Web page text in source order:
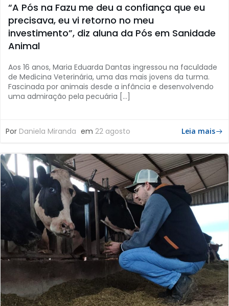
“A Pós na Fazu me deu a confiança que eu
precisava, eu vi retorno no meu
investimento”, diz aluna da Pós em Sanidade
Animal
Aos 16 anos, Maria Eduarda Dantas ingressou na faculdade
de Medicina Veterinária, uma das mais jovens da turma.
Fascinada por animais desde a infância e desenvolvendo
uma admiração pela pecuária […]
Por Daniela Miranda em 22 agosto Leia mais